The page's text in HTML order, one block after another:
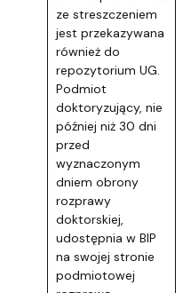
ze streszczeniem
jest przekazywana
również do
repozytorium UG.
Podmiot
doktoryzujący, nie
później niż 30 dni
przed
wyznaczonym
dniem obrony
rozprawy
doktorskiej,
udostępnia w BIP
na swojej stronie
podmiotowej